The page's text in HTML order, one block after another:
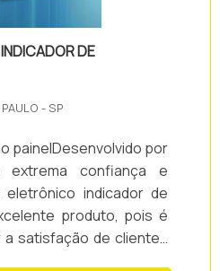
DE
- SP
painelDesenvolvido por
extrema confiança e
eletrônico indicador de
produto, pois é
a satisfação de clientes